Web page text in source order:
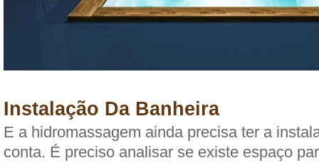
Instalação Da Banheira
E a hidromassagem ainda precisa ter a
conta. É preciso analisar se existe espaço